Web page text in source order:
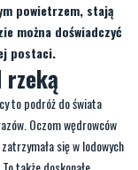
powietrzem, stają
można doświadczyć
postaci.
rzeką
to podróż do świata
Oczom wędrowców
się w lodowych